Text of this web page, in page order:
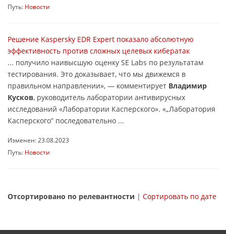
Путь: Новости
Решение Kaspersky EDR Expert показало абсолютную
эффективность против сложных целевых кибератак
... получило наивысшую оценку SE Labs по результатам
тестирования. Это доказывает, что мы движемся в
правильном направлении», — комментирует Владимир
Кусков, руководитель лаборатории антивирусных
исследований «Лаборатории Касперского». «„Лаборатория
Касперского” последовательно ...
Изменен: 23.08.2023
Путь: Новости
Отсортировано по релевантности | Сортировать по дате